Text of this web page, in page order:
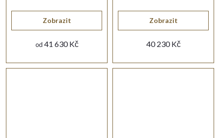
od 41 630 Kč
Zobrazit
40 230 Kč
Zobrazit